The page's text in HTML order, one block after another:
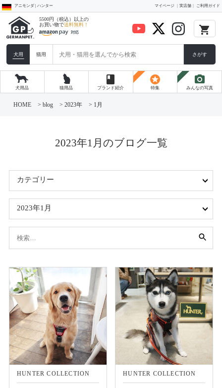
アニモンダ | ハンター マイページ 実店舗 ご利用ガイド
5500円（税込）以上の
お買い物で送料無料！ local_grocery_store
犬用 猫用 さがす
犬用品 猫用品
book
ブランド紹介
stars
特集
photo_camera
みんなの写真
HOME > blog > 2023年 > 1月
2023年1月のブログ一覧
カテゴリー
2023年1月
HUNTER COLLECTION HUNTER COLLECTION